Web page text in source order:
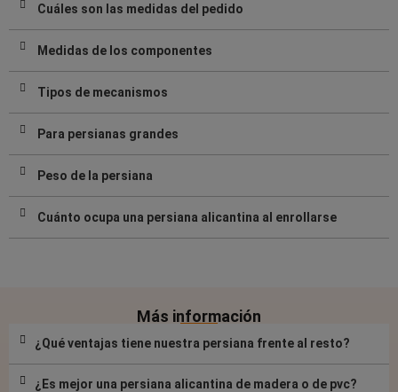
Cuáles son las medidas del pedido
Medidas de los componentes
Tipos de mecanismos
Para persianas grandes
Peso de la persiana
Cuánto ocupa una persiana alicantina al enrollarse
Más información
¿Qué ventajas tiene nuestra persiana frente al resto?
¿Es mejor una persiana alicantina de madera o de pvc?